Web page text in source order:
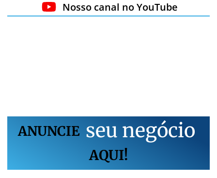
Nosso canal no YouTube
ANUNCIE seu negócio
AQUI!